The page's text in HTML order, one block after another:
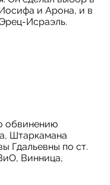
и Арона, и в
Исраэль.
обвинению
Штаркамана
Гдальевны по ст.
Винница,